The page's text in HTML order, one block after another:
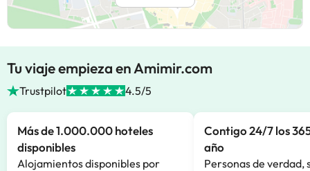
Tu viaje empieza en Amimir.com
Trustpilot 4.5/5
Más de 1.000.000 hoteles
disponibles
Alojamientos disponibles por
Contigo 24/7 los
año
Personas de verdad,